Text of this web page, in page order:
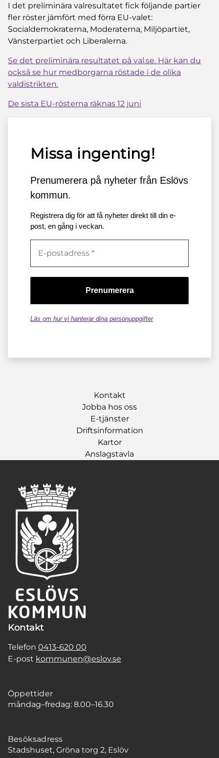
I det preliminära valresultatet fick följande partier
fler röster jämfört med förra EU-valet:
Socialdemokraterna, Moderaterna, Miljöpartiet,
Vänsterpartiet och Liberalerna.
Se det preliminära resultatet på val.se. Här kan du
också se hur medborgarna röstade i de olika
valdistrikten.
De sista EU-rösterna räknas 12 juni
Missa ingenting!
Prenumerera på nyheter från Eslövs
kommun.
Registrera dig för att få nyheter direkt till din e-
post, en gång i veckan.
Läs om hur vi hanterar dina personuppgifter
Kontakt
Jobba hos oss
E-tjänster
Driftsinformation
Kartor
Anslagstavla
Kontakt
Telefon 0413-620 00
E-post kommunen@eslov.se
Öppettider
måndag–fredag: 8.00–16.30
Besöksadress
Stadshuset, Gröna torg 2, Eslöv